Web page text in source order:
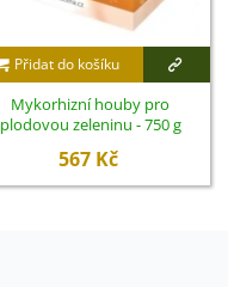
Přidat do košíku
Mykorhizní houby pro
plodovou zeleninu - 750 g
567 Kč